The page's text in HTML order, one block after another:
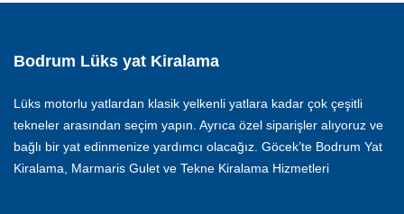
Bodrum Lüks yat Kiralama
Lüks motorlu yatlardan klasik yelkenli yatlara kadar çok çeşitli
tekneler arasından seçim yapın. Ayrıca özel siparişler alıyoruz ve
bağlı bir yat edinmenize yardımcı olacağız. Göcek’te Bodrum Yat
Kiralama, Marmaris Gulet ve Tekne Kiralama Hizmetleri